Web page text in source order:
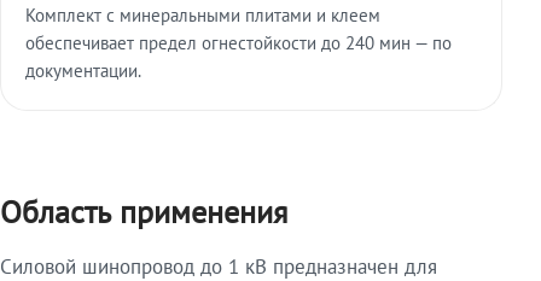
Комплект с минеральными плитами и клеем
обеспечивает предел огнестойкости до 240 мин — по
документации.
Область применения
Силовой шинопровод до 1 кВ предназначен для